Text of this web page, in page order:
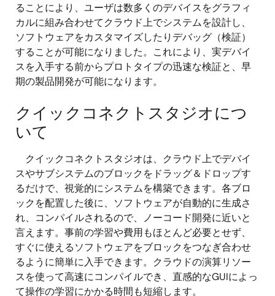
ることにより、ユーザは数多くのデバイスをグラフィ
カルに組み合わせてクラウド上でシステムを設計し、
ソフトウェアをカスタマイズしたりデバッグ（検証）
することが可能になりました。これにより、実デバイ
スを入手する前からプロトタイプの迅速な検証と、早
期の製品開発が可能になります。
クイックコネクトスタジオにつ
いて
クイックコネクトスタジオは、クラウド上でデバイ
スやサブシステムのブロックをドラッグ＆ドロップす
るだけで、視覚的にシステムを構築できます。各ブロ
ックを配置した後に、ソフトウェアが自動的に生成さ
れ、コンパイルされるので、ノーコード開発に近いと
言えます。事前の学習や費用もほとんど必要とせず、
すぐに使えるソフトウェアをブロックをつなぎ合わせ
るように簡単に入手できます。クラウドの演算リソー
スを使って高速にコンパイルでき、直感的なGUIによっ
て操作の学習にかかる時間も短縮します。